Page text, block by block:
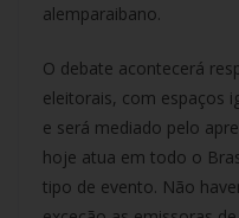
alemparaibano.
O debate acontecerá
eleitorais, com espaços
e será mediado pelo
hoje atua em todo o
tipo de evento. Não